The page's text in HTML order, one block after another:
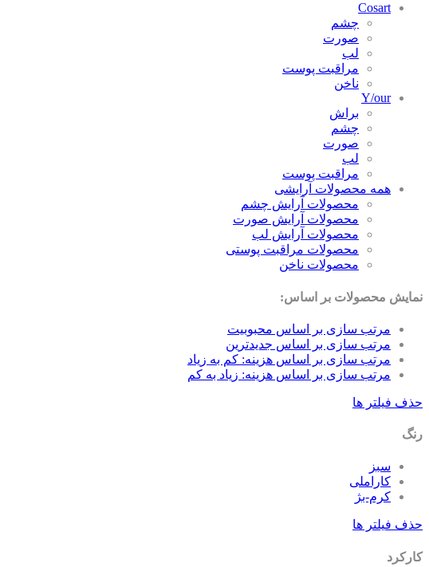
Cosart
چشم
صورت
لب
مراقبت پوست
ناخن
Y/our
براش
چشم
صورت
لب
مراقبت پوست
همه محصولات آرایشی
محصولات آرایش چشم
محصولات آرایش صورت
محصولات آرایش لب
محصولات مراقبت پوستی
محصولات ناخن
نمایش محصولات بر اساس:
مرتب سازی بر اساس محبوبیت
مرتب سازی بر اساس جدیدترین
مرتب سازی بر اساس هزینه: کم به زیاد
مرتب سازی بر اساس هزینه: زیاد به کم
حذف فیلتر ها
رنگ
سبز
کاراملی
کرم-بژ
حذف فیلتر ها
کارکرد